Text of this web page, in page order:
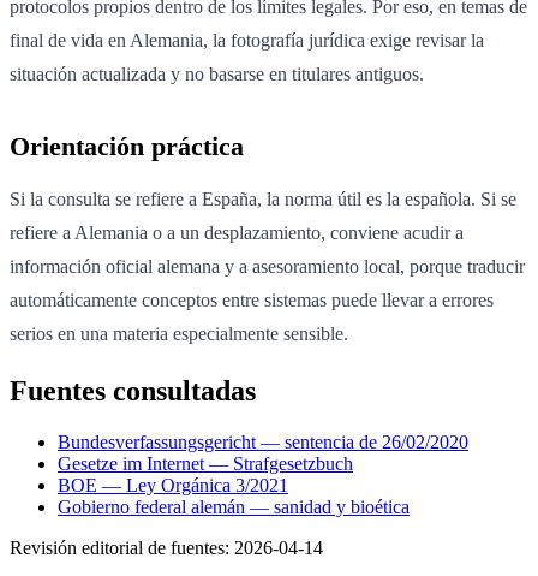
protocolos propios dentro de los límites legales. Por eso, en temas de
final de vida en Alemania, la fotografía jurídica exige revisar la
situación actualizada y no basarse en titulares antiguos.
Orientación práctica
Si la consulta se refiere a España, la norma útil es la española. Si se
refiere a Alemania o a un desplazamiento, conviene acudir a
información oficial alemana y a asesoramiento local, porque traducir
automáticamente conceptos entre sistemas puede llevar a errores
serios en una materia especialmente sensible.
Fuentes consultadas
Bundesverfassungsgericht — sentencia de 26/02/2020
Gesetze im Internet — Strafgesetzbuch
BOE — Ley Orgánica 3/2021
Gobierno federal alemán — sanidad y bioética
Revisión editorial de fuentes: 2026-04-14